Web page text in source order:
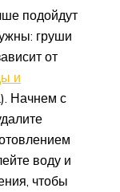
подойдут
груши
от
и
Начнем с
воду и
чтобы